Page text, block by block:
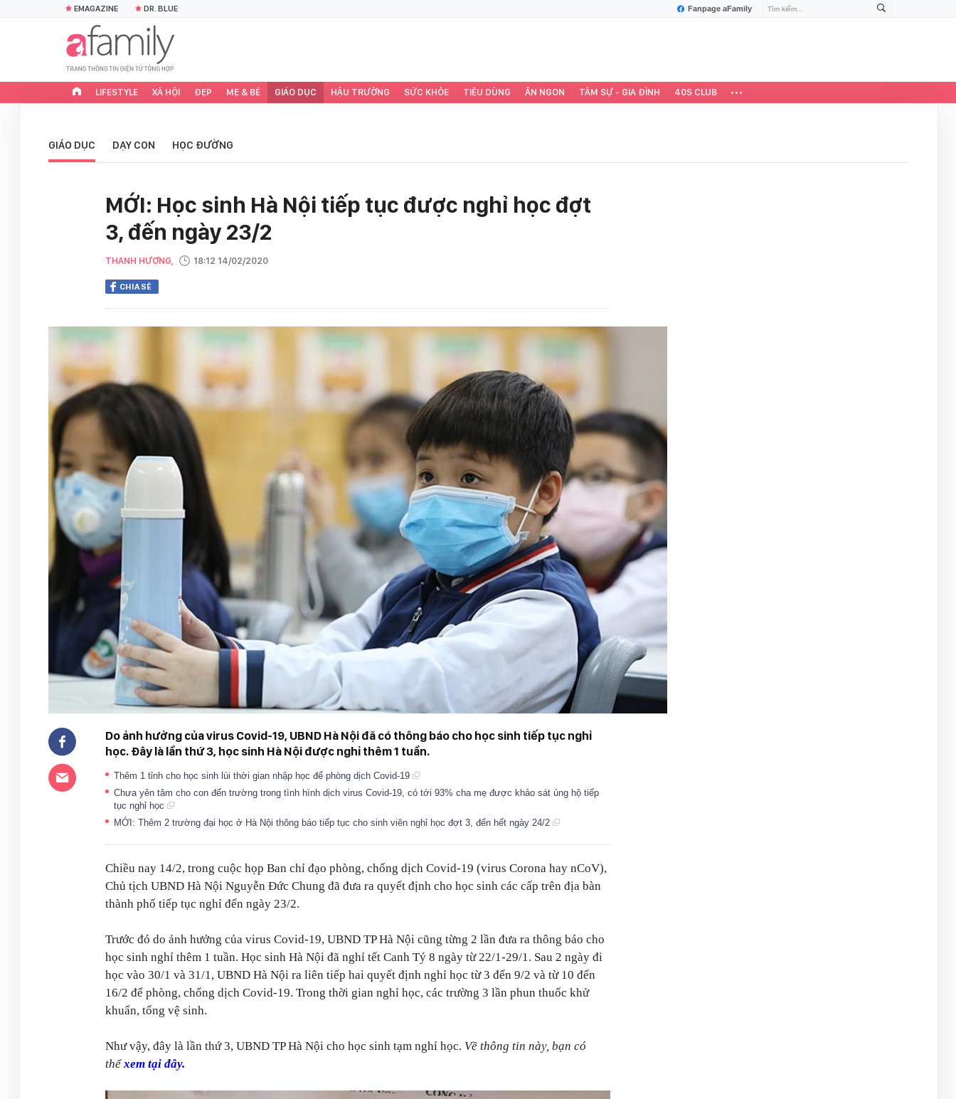
Fanpage aFamily
EMAGAZINE DR. BLUE
LIFESTYLE XÃ HỘI ĐẸP MẸ & BÉ GIÁO DỤC HẬU TRƯỜNG SỨC KHỎE TIÊU DÙNG ĂN NGON TÂM SỰ - GIA ĐÌNH 40S CLUB
GIÁO DỤC DẠY CON HỌC ĐƯỜNG
MỚI: Học sinh Hà Nội tiếp tục được nghỉ học đợt
3, đến ngày 23/2
THANH HƯƠNG, 18:12 14/02/2020
CHIA SẺ
Do ảnh hưởng của virus Covid-19, UBND Hà Nội đã có thông báo cho học sinh tiếp tục nghỉ
học. Đây là lần thứ 3, học sinh Hà Nội được nghỉ thêm 1 tuần.
Thêm 1 tỉnh cho học sinh lùi thời gian nhập học để phòng dịch Covid-19
Chưa yên tâm cho con đến trường trong tình hình dịch virus Covid-19, có tới 93% cha mẹ được khảo sát ủng hộ tiếp
tục nghỉ học
MỚI: Thêm 2 trường đại học ở Hà Nội thông báo tiếp tục cho sinh viên nghỉ học đợt 3, đến hết ngày 24/2
Chiều nay 14/2, trong cuộc họp Ban chỉ đạo phòng, chống dịch Covid-19 (virus Corona hay nCoV),
Chủ tịch UBND Hà Nội Nguyễn Đức Chung đã đưa ra quyết định cho học sinh các cấp trên địa bàn
thành phố tiếp tục nghỉ đến ngày 23/2.
Trước đó do ảnh hưởng của virus Covid-19, UBND TP Hà Nội cũng từng 2 lần đưa ra thông báo cho
học sinh nghỉ thêm 1 tuần. Học sinh Hà Nội đã nghỉ tết Canh Tý 8 ngày từ 22/1-29/1. Sau 2 ngày đi
học vào 30/1 và 31/1, UBND Hà Nội ra liên tiếp hai quyết định nghỉ học từ 3 đến 9/2 và từ 10 đến
16/2 để phòng, chống dịch Covid-19. Trong thời gian nghỉ học, các trường 3 lần phun thuốc khử
khuẩn, tổng vệ sinh.
Như vậy, đây là lần thứ 3, UBND TP Hà Nội cho học sinh tạm nghỉ học. Về thông tin này, bạn có
thểxem tại đây.